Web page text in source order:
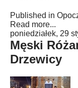
Published in
Read more...
poniedziałek, 29
Męski
Drzewicy